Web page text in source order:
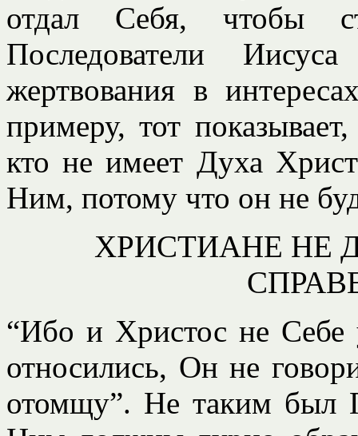
отдал Себя, чтобы
Последователи
жертвования в
примеру, тот
кто не имеет Духа
Ним, потому что он не
ХРИСТИАНЕ НЕ
“Ибо и Христос не Себе
относились, Он не
отомщу”. Не таким был